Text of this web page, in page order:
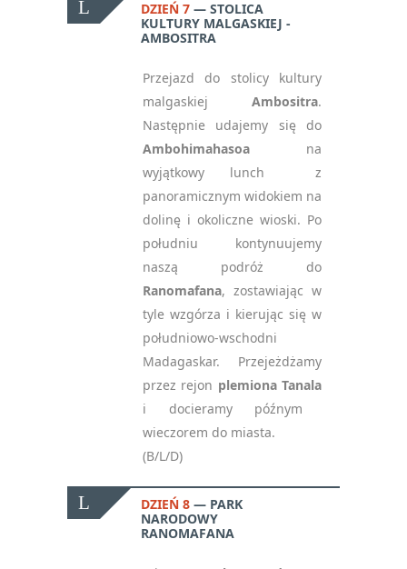
DZIEŃ 7
STOLICA
KULTURY MALGASKIEJ -
AMBOSITRA
Przejazd do stolicy kultury
malgaskiej Ambositra.
Następnie udajemy się do
Ambohimahasoa na
wyjątkowy lunch z
panoramicznym widokiem na
dolinę i okoliczne wioski. Po
południu kontynuujemy
naszą podróż do
Ranomafana, zostawiając w
tyle wzgórza i kierując się w
południowo-wschodni
Madagaskar. Przejeżdżamy
przez rejon plemiona Tanala
i docieramy późnym
wieczorem do miasta.
(B/L/D)
DZIEŃ 8
PARK
NARODOWY
RANOMAFANA